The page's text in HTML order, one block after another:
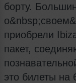
борту.
приобрели
пакет,
это билеты на